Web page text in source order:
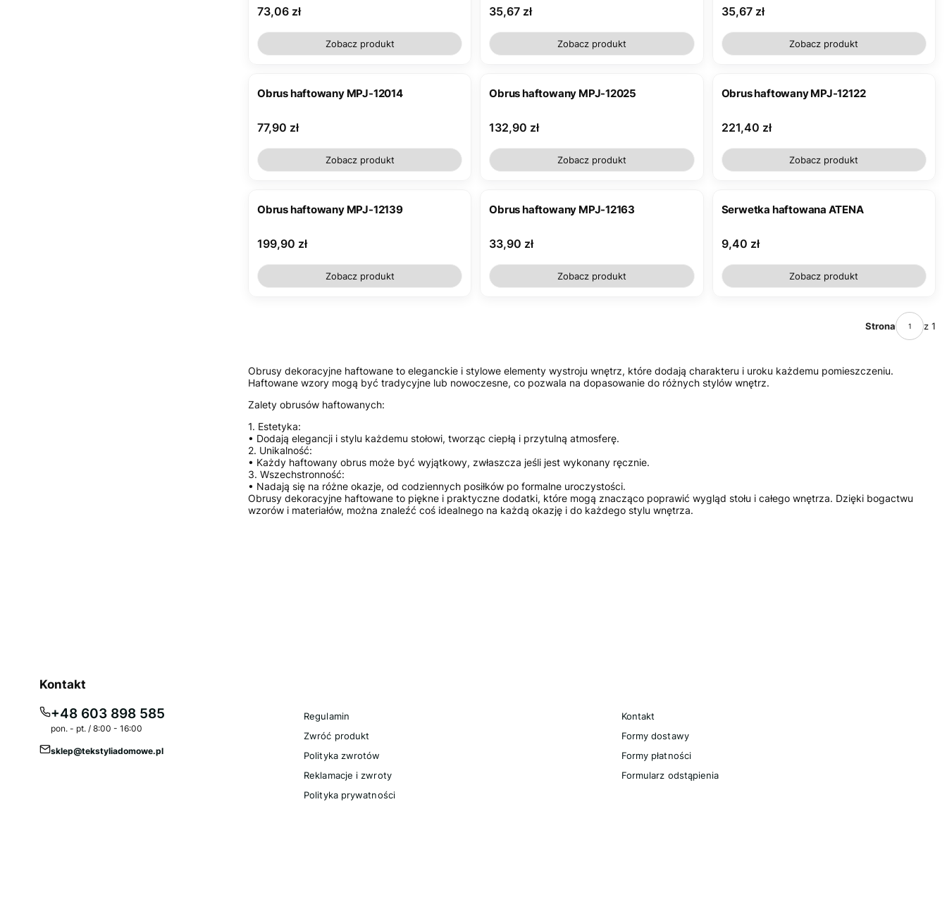
Cena
73,06 zł
Zobacz produkt
Cena
35,67 zł
Zobacz produkt
Cena
35,67 zł
Zobacz produkt
Obrus haftowany MPJ-12014
Cena
77,90 zł
Zobacz produkt
Obrus haftowany MPJ-12025
Cena
132,90 zł
Zobacz produkt
Obrus haftowany MPJ-12122
Cena
221,40 zł
Zobacz produkt
Obrus haftowany MPJ-12139
Cena
199,90 zł
Zobacz produkt
Obrus haftowany MPJ-12163
Cena
33,90 zł
Zobacz produkt
Serwetka haftowana ATENA
Cena
9,40 zł
Zobacz produkt
Strona z 1
Obrusy dekoracyjne haftowane to eleganckie i stylowe elementy wystroju wnętrz, które dodają charakteru i uroku każdemu pomieszczeniu.
Haftowane wzory mogą być tradycyjne lub nowoczesne, co pozwala na dopasowanie do różnych stylów wnętrz.
Zalety obrusów haftowanych:
1. Estetyka:
• Dodają elegancji i stylu każdemu stołowi, tworząc ciepłą i przytulną atmosferę.
2. Unikalność:
• Każdy haftowany obrus może być wyjątkowy, zwłaszcza jeśli jest wykonany ręcznie.
3. Wszechstronność:
• Nadają się na różne okazje, od codziennych posiłków po formalne uroczystości.
Obrusy dekoracyjne haftowane to piękne i praktyczne dodatki, które mogą znacząco poprawić wygląd stołu i całego wnętrza. Dzięki bogactwu
wzorów i materiałów, można znaleźć coś idealnego na każdą okazję i do każdego stylu wnętrza.
Kontakt
+48 603 898 585
pon. - pt. / 8:00 - 16:00
sklep@tekstyliadomowe.pl
Regulamin
Zwróć produkt
Polityka zwrotów
Reklamacje i zwroty
Polityka prywatności
Kontakt
Formy dostawy
Formy płatności
Formularz odstąpienia